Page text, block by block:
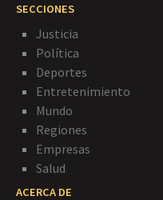
SECCIONES
Justicia
Política
Deportes
Entretenimiento
Mundo
Regiones
Empresas
Salud
ACERCA DE